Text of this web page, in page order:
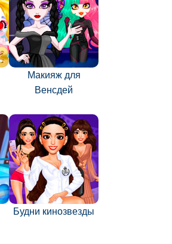
Макияж для
Венсдей
Будни кинозвезды